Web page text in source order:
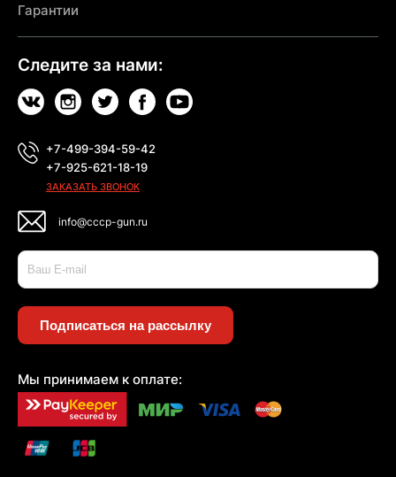
Гарантии
Следите за нами:
+7-499-394-59-42
+7-925-621-18-19
ЗАКАЗАТЬ ЗВОНОК
info@cccp-gun.ru
Подписаться на рассылку
Мы принимаем к оплате: